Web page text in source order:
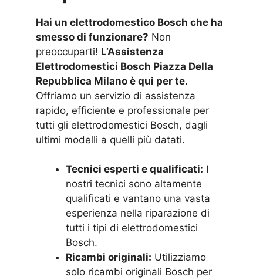
Hai un elettrodomestico Bosch che ha
smesso di funzionare? Non
preoccuparti! L’Assistenza
Elettrodomestici Bosch Piazza Della
Repubblica Milano è qui per te.
Offriamo un servizio di assistenza
rapido, efficiente e professionale per
tutti gli elettrodomestici Bosch, dagli
ultimi modelli a quelli più datati.
Tecnici esperti e qualificati: I
nostri tecnici sono altamente
qualificati e vantano una vasta
esperienza nella riparazione di
tutti i tipi di elettrodomestici
Bosch.
Ricambi originali: Utilizziamo
solo ricambi originali Bosch per